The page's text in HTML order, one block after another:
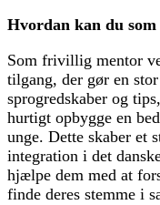
Hvordan kan du
Som frivillig mentor
tilgang, der gør en
sprogredskaber og
hurtigt opbygge en
unge. Dette skaber et
integration i det
hjælpe dem med at
finde deres stemme i